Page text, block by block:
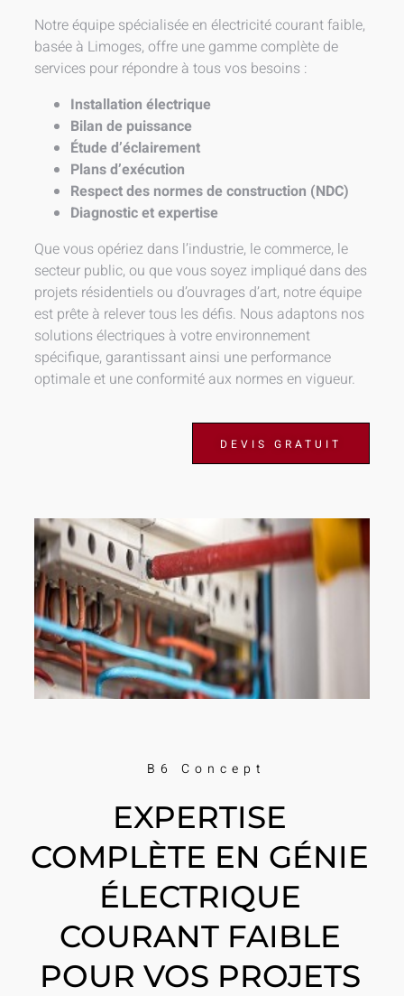
Notre équipe spécialisée en électricité courant faible,
basée à Limoges, offre une gamme complète de
services pour répondre à tous vos besoins :
Installation électrique
Bilan de puissance
Étude d’éclairement
Plans d’exécution
Respect des normes de construction (NDC)
Diagnostic et expertise
Que vous opériez dans l’industrie, le commerce, le
secteur public, ou que vous soyez impliqué dans des
projets résidentiels ou d’ouvrages d’art, notre équipe
est prête à relever tous les défis. Nous adaptons nos
solutions électriques à votre environnement
spécifique, garantissant ainsi une performance
optimale et une conformité aux normes en vigueur.
DEVIS GRATUIT
B6 Concept
EXPERTISE
COMPLÈTE EN GÉNIE
ÉLECTRIQUE
COURANT FAIBLE
POUR VOS PROJETS